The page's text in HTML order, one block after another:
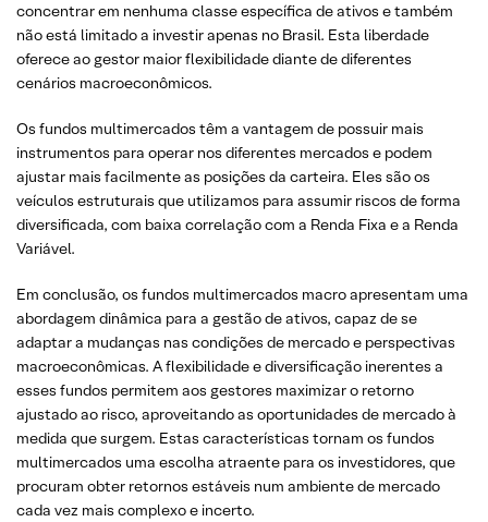
concentrar em nenhuma classe específica de ativos e também
não está limitado a investir apenas no Brasil. Esta liberdade
oferece ao gestor maior flexibilidade diante de diferentes
cenários macroeconômicos.
Os fundos multimercados têm a vantagem de possuir mais
instrumentos para operar nos diferentes mercados e podem
ajustar mais facilmente as posições da carteira. Eles são os
veículos estruturais que utilizamos para assumir riscos de forma
diversificada, com baixa correlação com a Renda Fixa e a Renda
Variável.
Em conclusão, os fundos multimercados macro apresentam uma
abordagem dinâmica para a gestão de ativos, capaz de se
adaptar a mudanças nas condições de mercado e perspectivas
macroeconômicas. A flexibilidade e diversificação inerentes a
esses fundos permitem aos gestores maximizar o retorno
ajustado ao risco, aproveitando as oportunidades de mercado à
medida que surgem. Estas características tornam os fundos
multimercados uma escolha atraente para os investidores, que
procuram obter retornos estáveis num ambiente de mercado
cada vez mais complexo e incerto.